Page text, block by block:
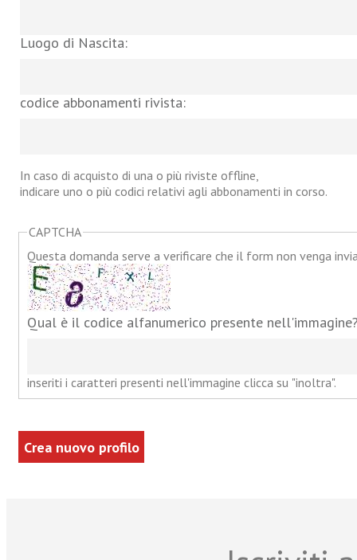
Luogo di Nascita:
codice abbonamenti rivista:
In caso di acquisto di una o più riviste offline,
indicare uno o più codici relativi agli abbonamenti in corso.
CAPTCHA
Questa domanda serve a verificare che il form non venga
Qual è il codice alfanumerico presente
inseriti i caratteri presenti nell'immagine clicca su "inoltra".